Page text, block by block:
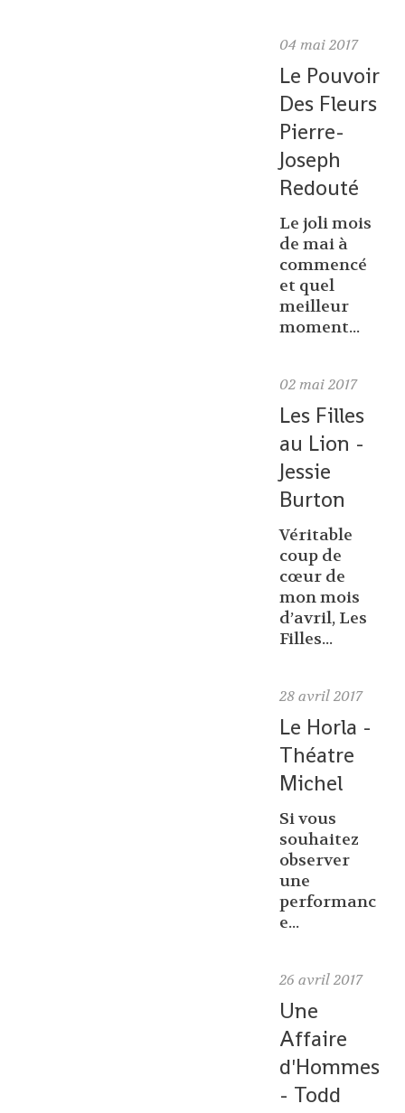
04 mai 2017
Le Pouvoir
Des Fleurs
Pierre-
Joseph
Redouté
Le joli mois
de mai à
commencé
et quel
meilleur
moment...
02 mai 2017
Les Filles
au Lion -
Jessie
Burton
Véritable
coup de
cœur de
mon mois
d’avril, Les
Filles...
28 avril 2017
Le Horla -
Théatre
Michel
Si vous
souhaitez
observer
une
performanc
e...
26 avril 2017
Une
Affaire
d'Hommes
- Todd